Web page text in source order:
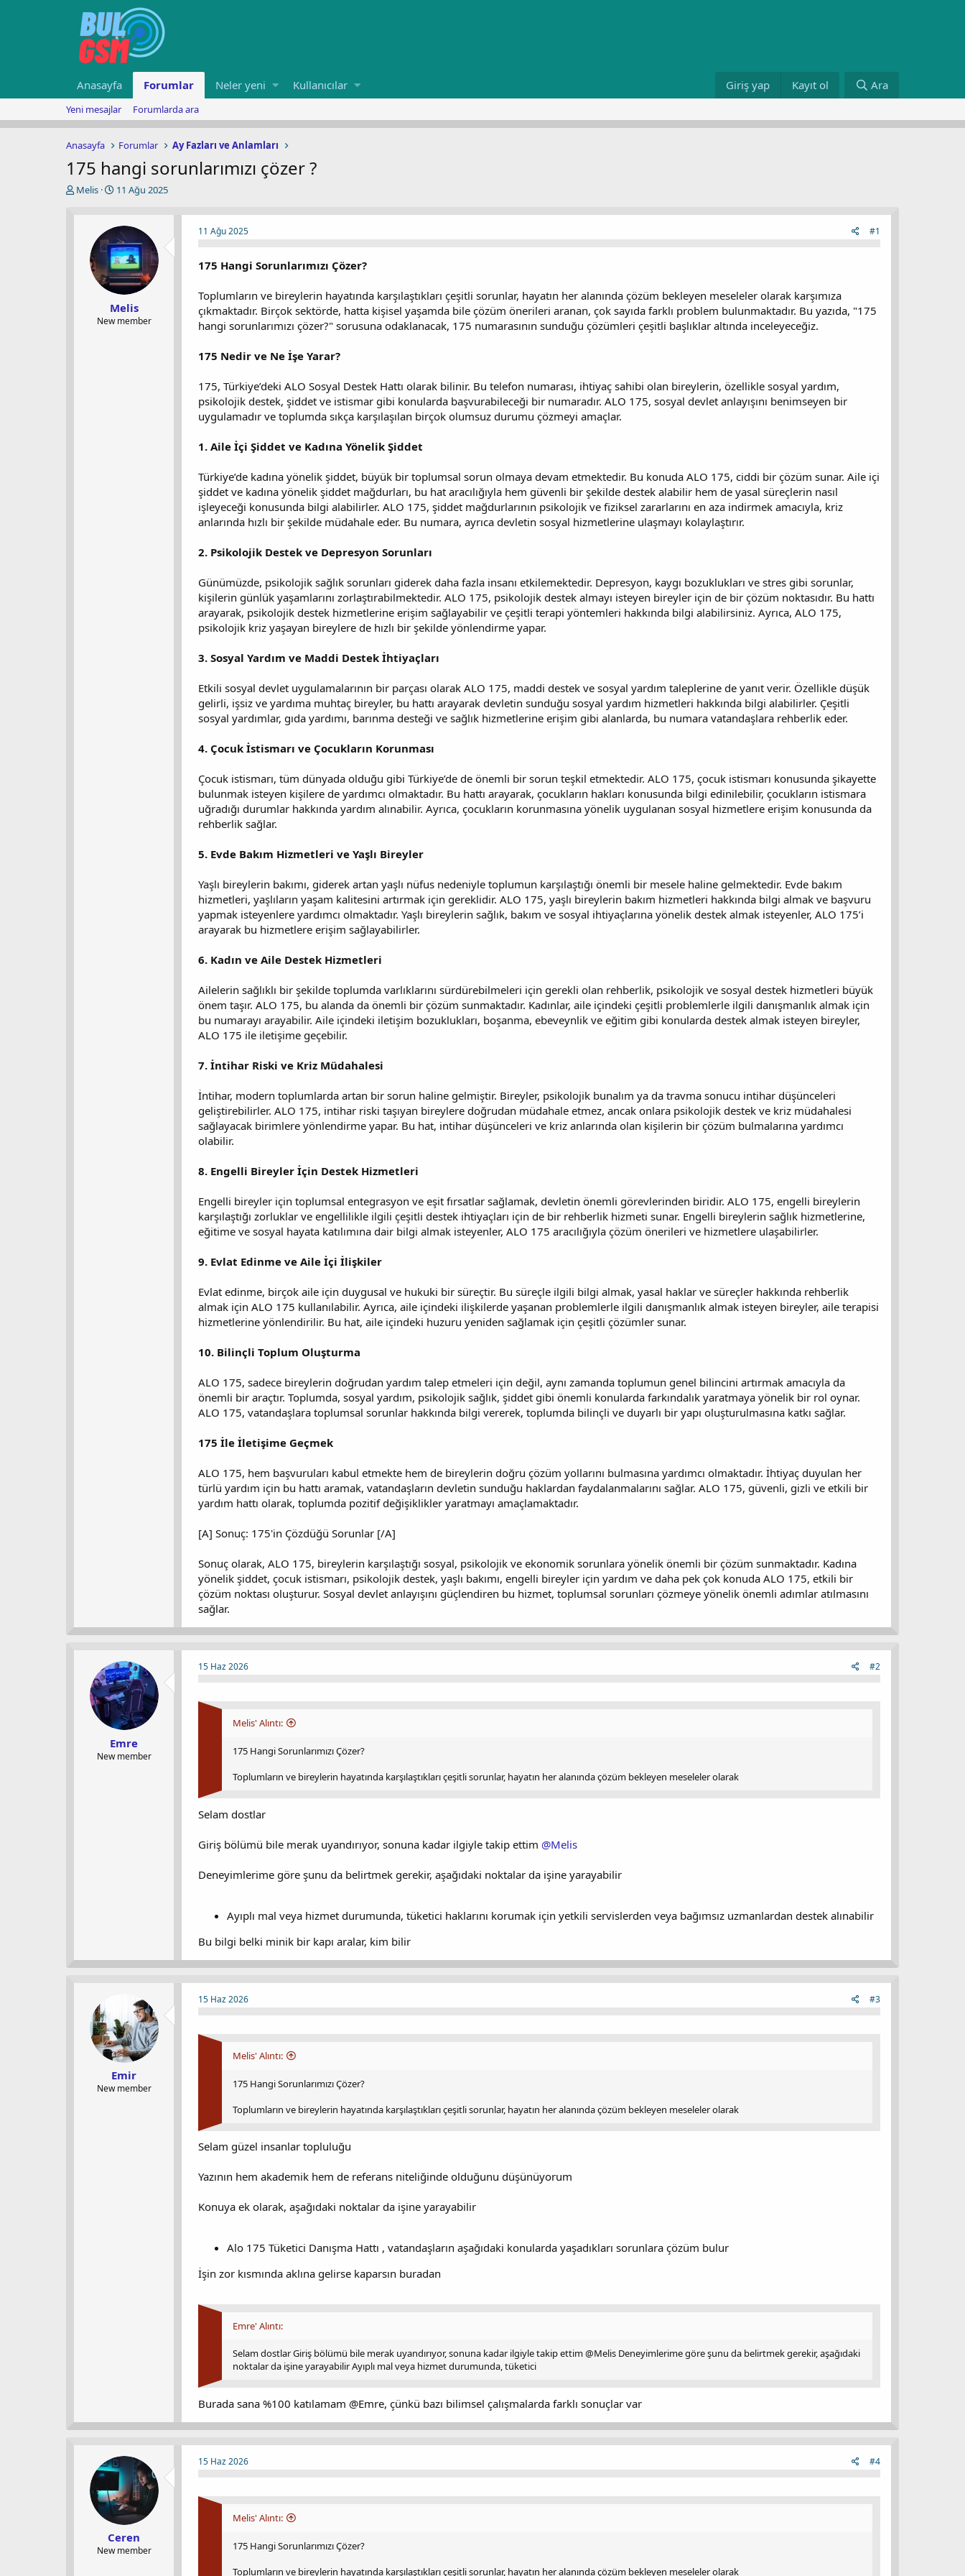
Anasayfa Forumlar Neler yeni Kullanıcılar Giriş yap Kayıt ol Ara
Yeni mesajlar Forumlarda ara
Anasayfa Forumlar Ay Fazları ve Anlamları
175 hangi sorunlarımızı çözer ?
K
Melis
B
l
a
n
g
ı
ç
t
a
11 Ağu 2025
Melis
New member
11 Ağu 2025 #1
175 Hangi Sorunlarımızı Çözer?
Toplumların ve bireylerin hayatında karşılaştıkları çeşitli sorunlar, hayatın her alanında çözüm bekleyen meseleler olarak karşımıza
çıkmaktadır. Birçok sektörde, hatta kişisel yaşamda bile çözüm önerileri aranan, çok sayıda farklı problem bulunmaktadır. Bu yazıda, "175
hangi sorunlarımızı çözer?" sorusuna odaklanacak, 175 numarasının sunduğu çözümleri çeşitli başlıklar altında inceleyeceğiz.
175 Nedir ve Ne İşe Yarar?
175, Türkiye’deki ALO Sosyal Destek Hattı olarak bilinir. Bu telefon numarası, ihtiyaç sahibi olan bireylerin, özellikle sosyal yardım,
psikolojik destek, şiddet ve istismar gibi konularda başvurabileceği bir numaradır. ALO 175, sosyal devlet anlayışını benimseyen bir
uygulamadır ve toplumda sıkça karşılaşılan birçok olumsuz durumu çözmeyi amaçlar.
1. Aile İçi Şiddet ve Kadına Yönelik Şiddet
Türkiye’de kadına yönelik şiddet, büyük bir toplumsal sorun olmaya devam etmektedir. Bu konuda ALO 175, ciddi bir çözüm sunar. Aile içi
şiddet ve kadına yönelik şiddet mağdurları, bu hat aracılığıyla hem güvenli bir şekilde destek alabilir hem de yasal süreçlerin nasıl
işleyeceği konusunda bilgi alabilirler. ALO 175, şiddet mağdurlarının psikolojik ve fiziksel zararlarını en aza indirmek amacıyla, kriz
anlarında hızlı bir şekilde müdahale eder. Bu numara, ayrıca devletin sosyal hizmetlerine ulaşmayı kolaylaştırır.
2. Psikolojik Destek ve Depresyon Sorunları
Günümüzde, psikolojik sağlık sorunları giderek daha fazla insanı etkilemektedir. Depresyon, kaygı bozuklukları ve stres gibi sorunlar,
kişilerin günlük yaşamlarını zorlaştırabilmektedir. ALO 175, psikolojik destek almayı isteyen bireyler için de bir çözüm noktasıdır. Bu hattı
arayarak, psikolojik destek hizmetlerine erişim sağlayabilir ve çeşitli terapi yöntemleri hakkında bilgi alabilirsiniz. Ayrıca, ALO 175,
psikolojik kriz yaşayan bireylere de hızlı bir şekilde yönlendirme yapar.
3. Sosyal Yardım ve Maddi Destek İhtiyaçları
Etkili sosyal devlet uygulamalarının bir parçası olarak ALO 175, maddi destek ve sosyal yardım taleplerine de yanıt verir. Özellikle düşük
gelirli, işsiz ve yardıma muhtaç bireyler, bu hattı arayarak devletin sunduğu sosyal yardım hizmetleri hakkında bilgi alabilirler. Çeşitli
sosyal yardımlar, gıda yardımı, barınma desteği ve sağlık hizmetlerine erişim gibi alanlarda, bu numara vatandaşlara rehberlik eder.
4. Çocuk İstismarı ve Çocukların Korunması
Çocuk istismarı, tüm dünyada olduğu gibi Türkiye’de de önemli bir sorun teşkil etmektedir. ALO 175, çocuk istismarı konusunda şikayette
bulunmak isteyen kişilere de yardımcı olmaktadır. Bu hattı arayarak, çocukların hakları konusunda bilgi edinilebilir, çocukların istismara
uğradığı durumlar hakkında yardım alınabilir. Ayrıca, çocukların korunmasına yönelik uygulanan sosyal hizmetlere erişim konusunda da
rehberlik sağlar.
5. Evde Bakım Hizmetleri ve Yaşlı Bireyler
Yaşlı bireylerin bakımı, giderek artan yaşlı nüfus nedeniyle toplumun karşılaştığı önemli bir mesele haline gelmektedir. Evde bakım
hizmetleri, yaşlıların yaşam kalitesini artırmak için gereklidir. ALO 175, yaşlı bireylerin bakım hizmetleri hakkında bilgi almak ve başvuru
yapmak isteyenlere yardımcı olmaktadır. Yaşlı bireylerin sağlık, bakım ve sosyal ihtiyaçlarına yönelik destek almak isteyenler, ALO 175’i
arayarak bu hizmetlere erişim sağlayabilirler.
6. Kadın ve Aile Destek Hizmetleri
Ailelerin sağlıklı bir şekilde toplumda varlıklarını sürdürebilmeleri için gerekli olan rehberlik, psikolojik ve sosyal destek hizmetleri büyük
önem taşır. ALO 175, bu alanda da önemli bir çözüm sunmaktadır. Kadınlar, aile içindeki çeşitli problemlerle ilgili danışmanlık almak için
bu numarayı arayabilir. Aile içindeki iletişim bozuklukları, boşanma, ebeveynlik ve eğitim gibi konularda destek almak isteyen bireyler,
ALO 175 ile iletişime geçebilir.
7. İntihar Riski ve Kriz Müdahalesi
İntihar, modern toplumlarda artan bir sorun haline gelmiştir. Bireyler, psikolojik bunalım ya da travma sonucu intihar düşünceleri
geliştirebilirler. ALO 175, intihar riski taşıyan bireylere doğrudan müdahale etmez, ancak onlara psikolojik destek ve kriz müdahalesi
sağlayacak birimlere yönlendirme yapar. Bu hat, intihar düşünceleri ve kriz anlarında olan kişilerin bir çözüm bulmalarına yardımcı
olabilir.
8. Engelli Bireyler İçin Destek Hizmetleri
Engelli bireyler için toplumsal entegrasyon ve eşit fırsatlar sağlamak, devletin önemli görevlerinden biridir. ALO 175, engelli bireylerin
karşılaştığı zorluklar ve engellilikle ilgili çeşitli destek ihtiyaçları için de bir rehberlik hizmeti sunar. Engelli bireylerin sağlık hizmetlerine,
eğitime ve sosyal hayata katılımına dair bilgi almak isteyenler, ALO 175 aracılığıyla çözüm önerileri ve hizmetlere ulaşabilirler.
9. Evlat Edinme ve Aile İçi İlişkiler
Evlat edinme, birçok aile için duygusal ve hukuki bir süreçtir. Bu süreçle ilgili bilgi almak, yasal haklar ve süreçler hakkında rehberlik
almak için ALO 175 kullanılabilir. Ayrıca, aile içindeki ilişkilerde yaşanan problemlerle ilgili danışmanlık almak isteyen bireyler, aile terapisi
hizmetlerine yönlendirilir. Bu hat, aile içindeki huzuru yeniden sağlamak için çeşitli çözümler sunar.
10. Bilinçli Toplum Oluşturma
ALO 175, sadece bireylerin doğrudan yardım talep etmeleri için değil, aynı zamanda toplumun genel bilincini artırmak amacıyla da
önemli bir araçtır. Toplumda, sosyal yardım, psikolojik sağlık, şiddet gibi önemli konularda farkındalık yaratmaya yönelik bir rol oynar.
ALO 175, vatandaşlara toplumsal sorunlar hakkında bilgi vererek, toplumda bilinçli ve duyarlı bir yapı oluşturulmasına katkı sağlar.
175 İle İletişime Geçmek
ALO 175, hem başvuruları kabul etmekte hem de bireylerin doğru çözüm yollarını bulmasına yardımcı olmaktadır. İhtiyaç duyulan her
türlü yardım için bu hattı aramak, vatandaşların devletin sunduğu haklardan faydalanmalarını sağlar. ALO 175, güvenli, gizli ve etkili bir
yardım hattı olarak, toplumda pozitif değişiklikler yaratmayı amaçlamaktadır.
[A] Sonuç: 175'in Çözdüğü Sorunlar [/A]
Sonuç olarak, ALO 175, bireylerin karşılaştığı sosyal, psikolojik ve ekonomik sorunlara yönelik önemli bir çözüm sunmaktadır. Kadına
yönelik şiddet, çocuk istismarı, psikolojik destek, yaşlı bakımı, engelli bireyler için yardım ve daha pek çok konuda ALO 175, etkili bir
çözüm noktası oluşturur. Sosyal devlet anlayışını güçlendiren bu hizmet, toplumsal sorunları çözmeye yönelik önemli adımlar atılmasını
sağlar.
Emre
New member
15 Haz 2026 #2
Melis' Alıntı:
175 Hangi Sorunlarımızı Çözer?
Toplumların ve bireylerin hayatında karşılaştıkları çeşitli sorunlar, hayatın her alanında çözüm bekleyen meseleler olarak
Selam dostlar
Giriş bölümü bile merak uyandırıyor, sonuna kadar ilgiyle takip ettim @Melis
Deneyimlerime göre şunu da belirtmek gerekir, aşağıdaki noktalar da işine yarayabilir
Ayıplı mal veya hizmet durumunda, tüketici haklarını korumak için yetkili servislerden veya bağımsız uzmanlardan destek alınabilir
Bu bilgi belki minik bir kapı aralar, kim bilir
Emir
New member
15 Haz 2026 #3
Melis' Alıntı:
175 Hangi Sorunlarımızı Çözer?
Toplumların ve bireylerin hayatında karşılaştıkları çeşitli sorunlar, hayatın her alanında çözüm bekleyen meseleler olarak
Selam güzel insanlar topluluğu
Yazının hem akademik hem de referans niteliğinde olduğunu düşünüyorum
Konuya ek olarak, aşağıdaki noktalar da işine yarayabilir
Alo 175 Tüketici Danışma Hattı , vatandaşların aşağıdaki konularda yaşadıkları sorunlara çözüm bulur
İşin zor kısmında aklına gelirse kaparsın buradan
Emre' Alıntı:
Selam dostlar Giriş bölümü bile merak uyandırıyor, sonuna kadar ilgiyle takip ettim @Melis Deneyimlerime göre şunu da belirtmek gerekir, aşağıdaki
noktalar da işine yarayabilir Ayıplı mal veya hizmet durumunda, tüketici
Burada sana %100 katılamam @Emre, çünkü bazı bilimsel çalışmalarda farklı sonuçlar var
Ceren
New member
15 Haz 2026 #4
Melis' Alıntı:
175 Hangi Sorunlarımızı Çözer?
Toplumların ve bireylerin hayatında karşılaştıkları çeşitli sorunlar, hayatın her alanında çözüm bekleyen meseleler olarak